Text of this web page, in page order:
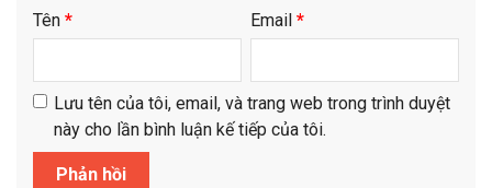
Tên * Email *
Lưu tên của tôi, email, và trang web trong trình duyệt
này cho lần bình luận kế tiếp của tôi.